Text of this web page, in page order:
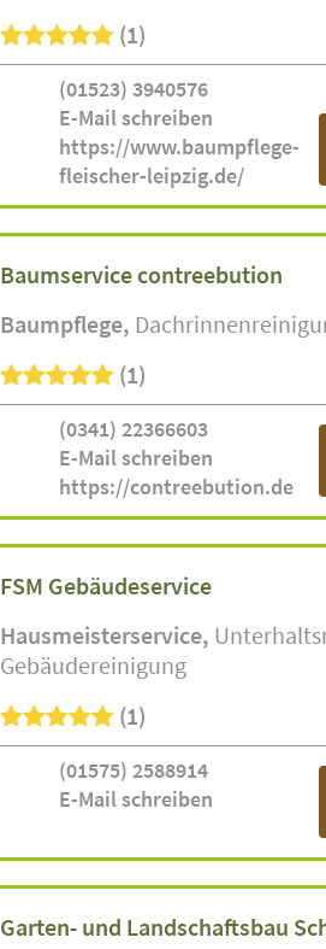
(1)
(01523) 3940576
E-Mail schreiben
https://www.baumpflege-
fleischer-leipzig.de/
Baumservice contreebution
Baumpflege
(1)
(0341) 22366603
E-Mail schreiben
https://contreebution.de
FSM Gebäudeservice
Hausmeisterservice
Gebäudereinigung
(1)
(01575) 2588914
E-Mail schreiben
Garten- und Landschaftsbau